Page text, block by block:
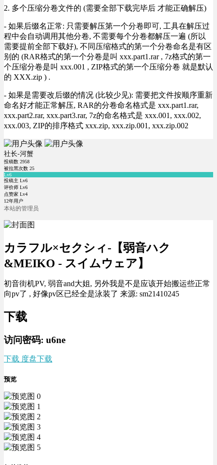
2. 多个压缩分卷文件的 (需要全部下载完毕后 才能正确解压)
- 如果后缀名正常: 只需要解压第一个分卷即可, 工具在解压过
程中会自动调用其他分卷, 不需要每个分卷都解压一遍 (所以
需要提前全部下载好), 不同压缩格式的第一个分卷命名是有区
别的 (RAR格式的第一个分卷是叫 xxx.part1.rar , 7z格式的第一
个压缩分卷是叫 xxx.001 , ZIP格式的第一个压缩分卷 就是默认
的 XXX.zip ) .
- 如果是需要改后缀的情况 (比较少见): 需要把文件按顺序重新
命名好才能正常解压, RAR的分卷命名格式是 xxx.part1.rar,
xxx.part2.rar, xxx.part3.rar, 7z的命名格式是 xxx.001, xxx.002,
xxx.003, ZIP的排序格式 xxx.zip, xxx.zip.001, xxx.zip.002
社长-河蟹
投稿数 2958
被拉黑次数 25
Lv6
投稿主 Lv6
评价师 Lv6
点赞家 Lv4
12年用户
本站的管理员
カラフル×セクシィ-【弱音ハク
&MEIKO - スイムウェア】
初音街机PV, 弱音and大姐, 另外我是不是应该开始搬运些正常
向pv了 , 好像pv区已经全是泳装了 来源: sm21410245
下载
访问密码: u6ne
下载 度盘下载
预览